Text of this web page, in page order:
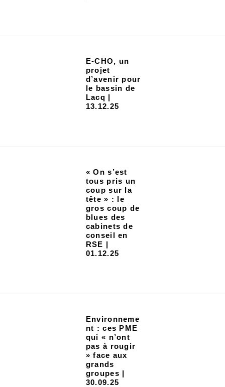
E-CHO, un
projet
d’avenir pour
le bassin de
Lacq |
13.12.25
« On s’est
tous pris un
coup sur la
tête » : le
gros coup de
blues des
cabinets de
conseil en
RSE |
01.12.25
Environneme
nt : ces PME
qui « n’ont
pas à rougir
» face aux
grands
groupes |
30.09.25